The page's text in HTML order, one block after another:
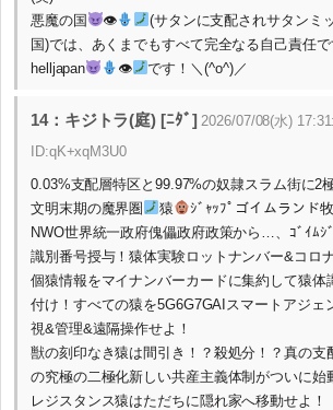
悪魔の国
👁
(サタンに支配されサタンミ
国)では、あくまでもすべて完全なる自己責任
helljapan
👁 です！＼(^o^)／
14：キジトラ(庭) [ﾆﾀﾞ] 2026/07/08(水)
ID:qK+xqM3U0
0.03%支配層特区と99.97%の奴隷スラム街に2
文明末期の魔界圏
猿
ｼﾞｬｯﾌﾟゴイムランド
NWO世界統一政府傀儡政府政策から…、ｺﾞｲﾑｼ
識別番号授与！猿体実験ロットナンバー&コロ
個猿情報をマイナンバーカードに集約して猿体
付け！すべての猿を5G6G7GAIスマートアジェ
視&管理&遠隔操作せよ！
獣の刻印なき猿は間引き！？殺処分！？真の支
の究極の二極化新しい共産主義体制がついに始
レジスタンス猿はただちに隠れ家へ移動せよ！